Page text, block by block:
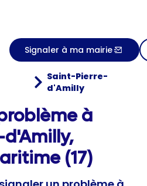
Signaler à ma mairie
Saint-Pierre-
d'Amilly
à
(17)